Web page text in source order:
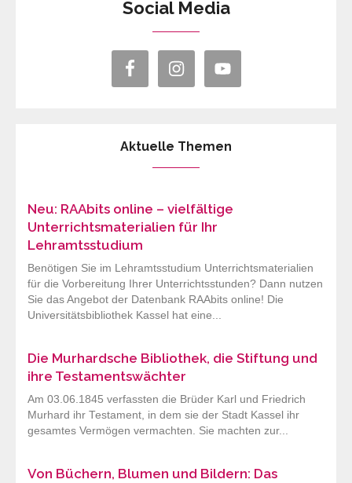
Social Media
Aktuelle Themen
Neu: RAAbits online – vielfältige
Unterrichtsmaterialien für Ihr
Lehramtsstudium
Benötigen Sie im Lehramtsstudium Unterrichtsmaterialien
für die Vorbereitung Ihrer Unterrichtsstunden? Dann nutzen
Sie das Angebot der Datenbank RAAbits online! Die
Universitätsbibliothek Kassel hat eine...
Die Murhardsche Bibliothek, die Stiftung und
ihre Testamentswächter
Am 03.06.1845 verfassten die Brüder Karl und Friedrich
Murhard ihr Testament, in dem sie der Stadt Kassel ihr
gesamtes Vermögen vermachten. Sie machten zur...
Von Büchern, Blumen und Bildern: Das